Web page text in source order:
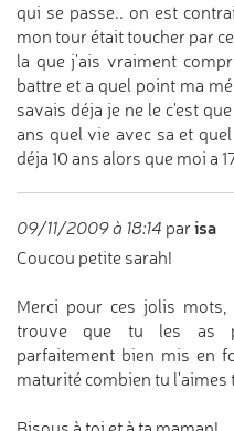
qui se passe.. on est
mon tour était toucher par
la que j'ais vraiment
battre et a quel point ma
savais déja je ne le c'est
ans quel vie avec sa et
déja 10 ans alors que moi a
09/11/2009 à 18:14 par isa
Coucou petite sarah!
Merci pour ces jolis
trouve que tu les as
parfaitement bien mis en
maturité combien tu l'aimes